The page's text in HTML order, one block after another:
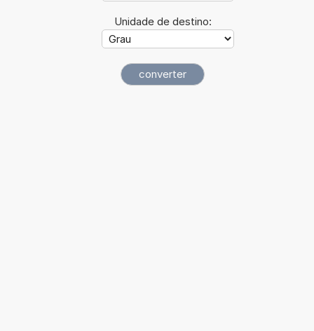
Unidade de destino: